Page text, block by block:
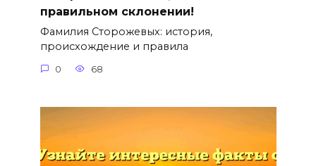
правильном склонении!
Фамилия Сторожевых: история,
происхождение и правила
0 68